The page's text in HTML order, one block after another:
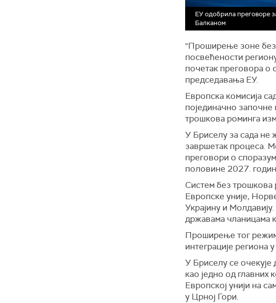
ЕУ одобрила преговоре
Балканом
"Проширење зоне без
посвећености
почетак преговора о
председавања ЕУ.
Европска комисија
појединачно
трошкова роминга
У Бриселу за сада не
завршетак процеса.
преговори о
половине 2027.
Систем без трошкова
Европске уније,
Украјину и
државама чланицама
Проширење тог
интеграције региона
У Бриселу се очекује
као једно од главних
Европској унији на
у Црној Гори.